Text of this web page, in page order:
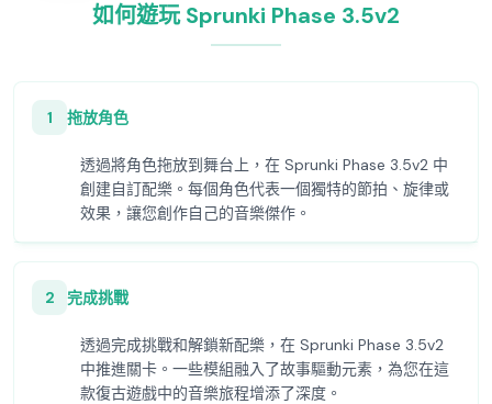
如何遊玩 Sprunki Phase 3.5v2
1 拖放角色
透過將角色拖放到舞台上，在 Sprunki Phase 3.5v2 中
創建自訂配樂。每個角色代表一個獨特的節拍、旋律或
效果，讓您創作自己的音樂傑作。
2 完成挑戰
透過完成挑戰和解鎖新配樂，在 Sprunki Phase 3.5v2
中推進關卡。一些模組融入了故事驅動元素，為您在這
款復古遊戲中的音樂旅程增添了深度。